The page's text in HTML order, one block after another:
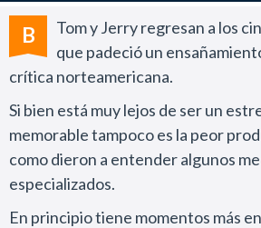
B
Tom y Jerry regresan a los
que padeció un
crítica norteamericana.
Si bien está muy lejos de ser un
memorable tampoco es la peor
como dieron a entender algunos
especializados.
En principio tiene momentos más